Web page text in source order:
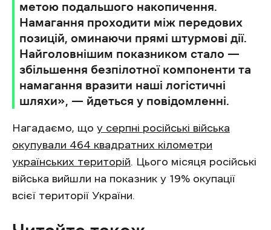
метою подальшого накопичення.
Намагання проходити між передових
позицій, оминаючи прямі штурмові дії.
Найголовнішим показником стало —
збільшення безпілотної компоненти та
намагання вразити наші логістичні
шляхи», — йдеться у повідомленні.
Нагадаємо, що у серпні російські війська
окупували 464 квадратних кілометри
українських територій. Цього місяця російські
війська вийшли на показник у 19% окупації
всієї території України.